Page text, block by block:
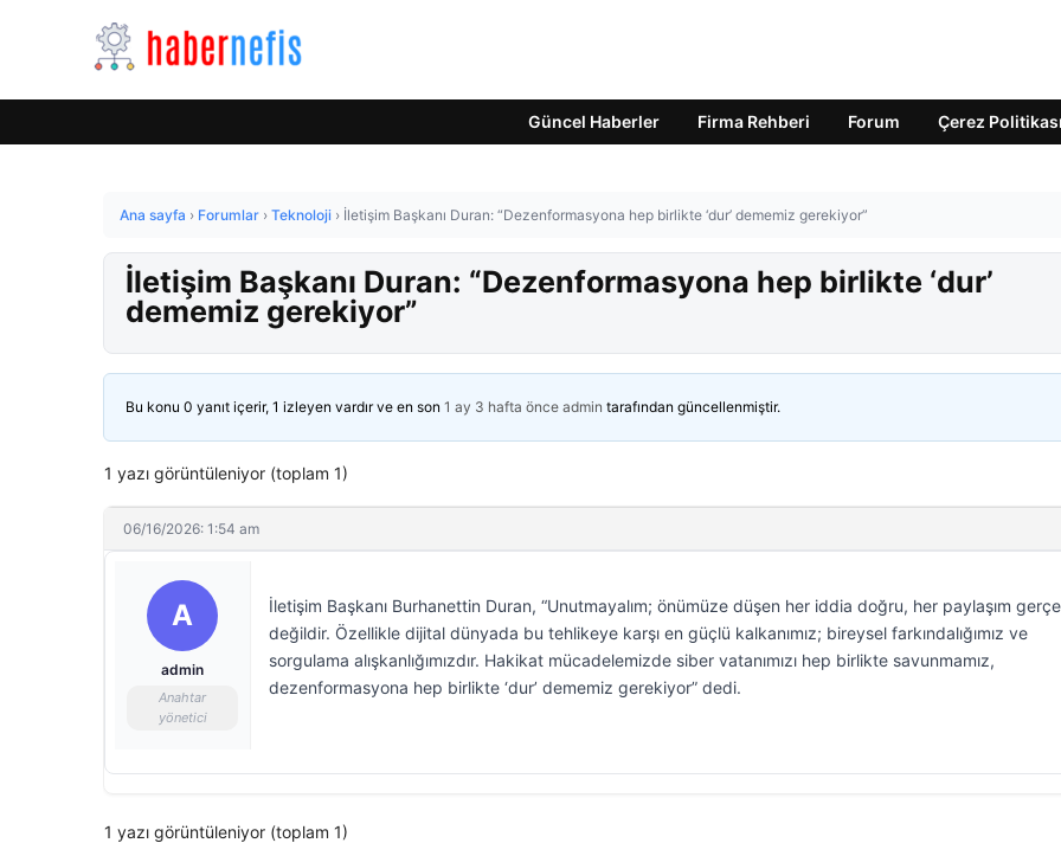
Güncel Haberler Firma Rehberi Forum Çerez Politikası
Ana sayfa › Forumlar › Teknoloji › İletişim Başkanı Duran: “Dezenformasyona hep birlikte ‘dur’ dememiz gerekiyor”
İletişim Başkanı Duran: “Dezenformasyona hep birlikte ‘dur’
dememiz gerekiyor”
Bu konu 0 yanıt içerir, 1 izleyen vardır ve en son 1 ay 3 hafta önce admin tarafından güncellenmiştir.
1 yazı görüntüleniyor (toplam 1)
06/16/2026: 1:54 am
A
admin
Anahtar
yönetici
İletişim Başkanı Burhanettin Duran, “Unutmayalım; önümüze düşen her iddia doğru, her paylaşım
değildir. Özellikle dijital dünyada bu tehlikeye karşı en güçlü kalkanımız; bireysel farkındalığımız ve
sorgulama alışkanlığımızdır. Hakikat mücadelemizde siber vatanımızı hep birlikte savunmamız,
dezenformasyona hep birlikte ‘dur’ dememiz gerekiyor” dedi.
1 yazı görüntüleniyor (toplam 1)